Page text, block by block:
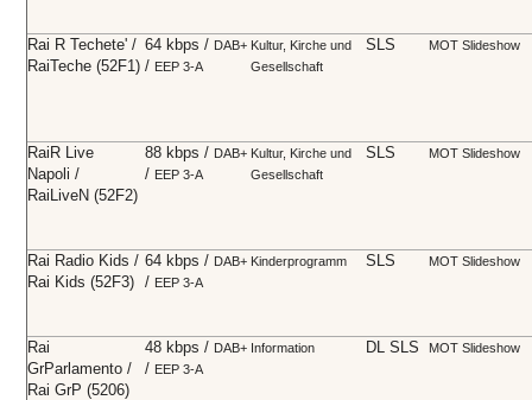
Rai R Techete' /
RaiTeche (52F1)
64 kbps / DAB+
/ EEP 3-A
Kultur, Kirche und
Gesellschaft
SLS MOT Slideshow
RaiR Live
Napoli /
RaiLiveN (52F2)
88 kbps / DAB+
/ EEP 3-A
Kultur, Kirche und
Gesellschaft
SLS MOT Slideshow
Rai Radio Kids /
Rai Kids (52F3)
64 kbps / DAB+
/ EEP 3-A
Kinderprogramm SLS MOT Slideshow
Rai
GrParlamento /
Rai GrP (5206)
48 kbps / DAB+
/ EEP 3-A
Information DL SLS MOT Slideshow